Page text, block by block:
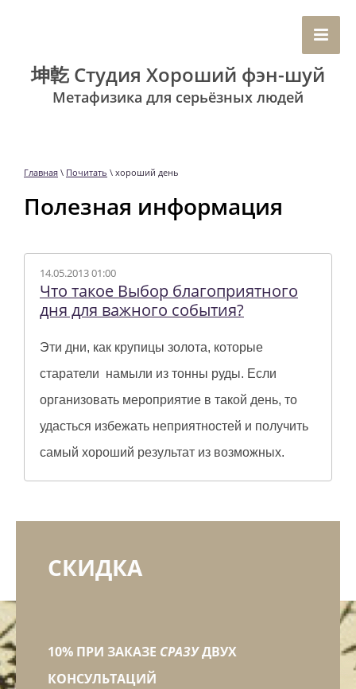
坤亁 Студия Хороший фэн-шуй
Метафизика для серьёзных людей
Главная \ Почитать \ хороший день
Полезная информация
14.05.2013 01:00
Что такое Выбор благоприятного
дня для важного события?
Эти дни, как крупицы золота, которые
старатели намыли из тонны руды. Если
организовать мероприятие в такой день, то
удасться избежать неприятностей и получить
самый хороший результат из возможных.
СКИДКА
10% ПРИ ЗАКАЗЕ СРАЗУДВУХ
КОНСУЛЬТАЦИЙ